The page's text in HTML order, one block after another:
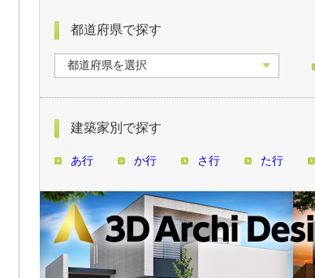
都道府県で探す
建築家別で探す
あ行 か行 さ行 た行